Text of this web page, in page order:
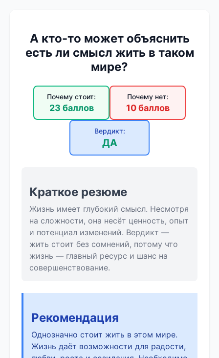
А кто-то может объяснить
есть ли смысл жить в таком
мире?
Почему стоит:
23 баллов
Почему нет:
10 баллов
Вердикт:
ДА
Краткое резюме
Жизнь имеет глубокий смысл. Несмотря
на сложности, она несёт ценность, опыт
и потенциал изменений. Вердикт —
жить стоит без сомнений, потому что
жизнь — главный ресурс и шанс на
совершенствование.
Рекомендация
Однозначно стоит жить в этом мире.
Жизнь даёт возможности для радости,